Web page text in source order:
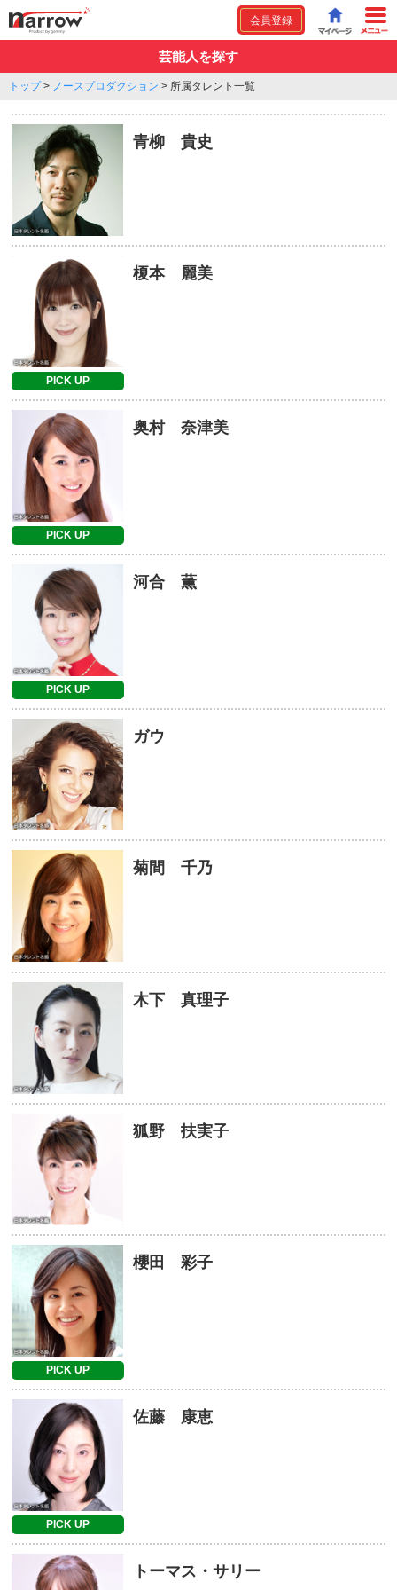
会員登録
芸能人を探す
トップ> ノースプロダクション > 所属タレント一覧
青柳 貴史
PICK UP
榎本 麗美
PICK UP
奥村 奈津美
PICK UP
河合 薫
ガウ
菊間 千乃
木下 真理子
狐野 扶実子
PICK UP
櫻田 彩子
PICK UP
佐藤 康恵
トーマス・サリー